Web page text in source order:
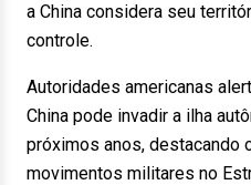
a China considera seu
controle.
Autoridades americanas
China pode invadir a ilha
próximos anos, destacando
movimentos militares no